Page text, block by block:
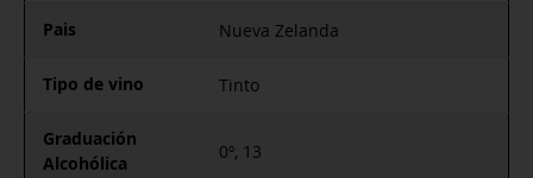
Pais Nueva Zelanda
Tipo de vino Tinto
Graduación
Alcohólica
0º, 13